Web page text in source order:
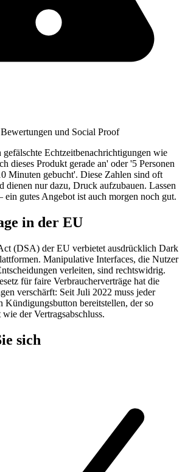
und Social Proof
gefälschte Echtzeitbenachrichtigungen wie
dieses Produkt gerade an' oder '5 Personen
Minuten gebucht'. Diese Zahlen sind oft
dienen nur dazu, Druck aufzubauen. Lassen
ein gutes Angebot ist auch morgen noch gut.
in der EU
(DSA) der EU verbietet ausdrücklich Dark
Manipulative Interfaces, die Nutzer
verleiten, sind rechtswidrig.
für faire Verbraucherverträge hat die
verschärft: Seit Juli 2022 muss jeder
Kündigungsbutton bereitstellen, der so
der Vertragsabschluss.
sich